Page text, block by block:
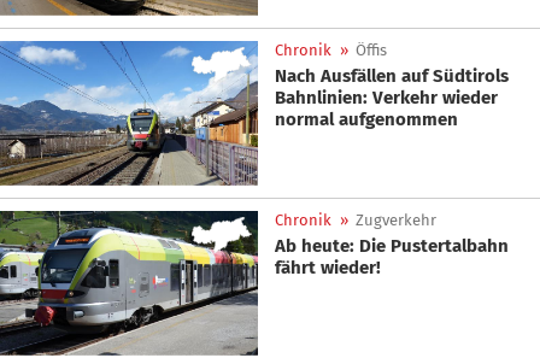
Chronik » Öffis
Nach Ausfällen auf Südtirols
Bahnlinien: Verkehr wieder
normal aufgenommen
Chronik » Zugverkehr
Ab heute: Die Pustertalbahn
fährt wieder!